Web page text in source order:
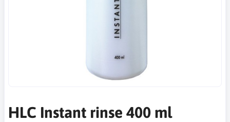
HLC Instant rinse 400 ml